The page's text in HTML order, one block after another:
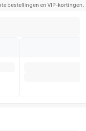
bestellingen en VIP-kortingen.